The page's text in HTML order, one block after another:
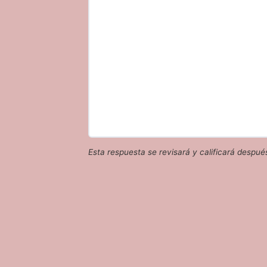
Esta respuesta se revisará y calificará